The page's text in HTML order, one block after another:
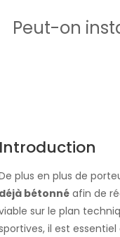
Peut-on
Introduction
plus en plus de
déjà bétonné afin de
sur le plan
il est